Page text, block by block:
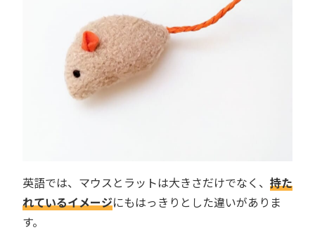
英語では、マウスとラットは大きさだけでなく、 持た
れているイメージにもはっきりとした違いがありま
す。